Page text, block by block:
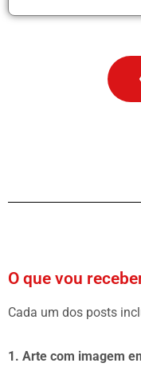
O que vou
Cada um dos posts
1. Arte com imagem